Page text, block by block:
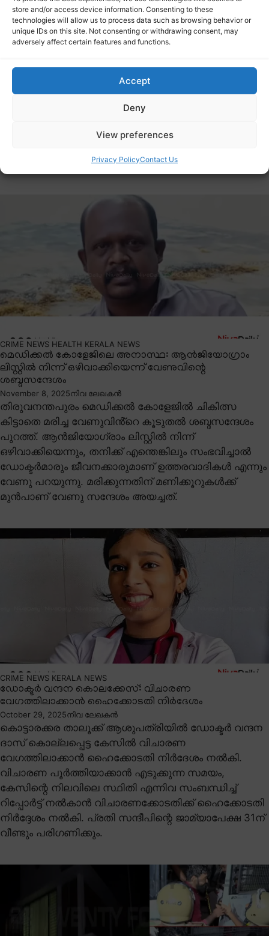
store and/or access device information. Consenting to these
technologies will allow us to process data such as browsing behavior or
unique IDs on this site. Not consenting or withdrawing consent, may
adversely affect certain features and functions.
Accept
Deny
View preferences
Privacy PolicyContact Us
നടി ആക്രമിക്കപ്പെട്ട കേസ്: വിധി തീയതി ഇന്ന്
തീരുമാനിക്കും
November 20, 2025നിവ ലേഖകൻ
കൊച്ചിയിൽ നടി ആക്രമിക്കപ്പെട്ട കേസിൽ വിധി
തീരുമാനിച്ചേക്കും. നടൻ ദിലീപ് ഉൾപ്പെടെ 14
പ്രതികളുള്ള കേസിൽ എറണാകുളം പ്രിൻസിപ്പൽ
സെഷൻസ് കോടതി ജഡ്ജിയാണ് വിധി പറയുന്നത്.
തട്ടിക്കൊണ്ടുപോയി ലൈംഗികമായി പീഡിപ്പിച്ച കേസിൽ
നടത്തിയെന്നാണ് ആരോപണം.
CRIME NEWS HEALTH KERALA NEWS
മെഡിക്കൽ കോളേജിലെ അനാസ്ഥ: ആൻജിയോഗ്രാം
ലിസ്റ്റിൽ നിന്ന് ഒഴിവാക്കിയെന്ന് വേണുവിന്റെ
ശബ്ദസന്ദേശം
November 8, 2025നിവ ലേഖകൻ
തിരുവനന്തപുരം മെഡിക്കൽ കോളേജിൽ ചികിത്സ
കിട്ടാതെ മരിച്ച വേണുവിൻ്റെ കൂടുതൽ ശബ്ദസന്ദേശം
പുറത്ത്. ആൻജിയോഗ്രാം ലിസ്റ്റിൽ നിന്ന്
ഒഴിവാക്കിയെന്നും, തനിക്ക് എന്തെങ്കിലും സംഭവിച്ചാൽ
ഡോക്ടർമാരും ജീവനക്കാരുമാണ് ഉത്തരവാദികൾ എന്നും
വേണു പറയുന്നു. മരിക്കുന്നതിന് മണിക്കൂറുകൾക്ക്
മുൻപാണ് വേണു സന്ദേശം അയച്ചത്.
CRIME NEWS KERALA NEWS
ഡോക്ടർ വന്ദന കൊലക്കേസ്: വിചാരണ
വേഗത്തിലാക്കാൻ ഹൈക്കോടതി നിർദേശം
October 29, 2025നിവ ലേഖകൻ
കൊട്ടാരക്കര താലൂക്ക് ആശുപത്രിയിൽ ഡോക്ടർ വന്ദന
ദാസ് കൊല്ലപ്പെട്ട കേസിൽ വിചാരണ
വേഗത്തിലാക്കാൻ ഹൈക്കോടതി നിർദേശം നൽകി.
വിചാരണ പൂർത്തിയാക്കാൻ എടുക്കുന്ന സമയം,
കേസിന്റെ നിലവിലെ സ്ഥിതി എന്നിവ സംബന്ധിച്ച്
റിപ്പോർട്ട് നൽകാൻ വിചാരണക്കോടതിക്ക് ഹൈക്കോടതി
നിർദ്ദേശം നൽകി. പ്രതി സന്ദീപിന്റെ ജാമ്യാപേക്ഷ 31ന്
വീണ്ടും പരിഗണിക്കും.